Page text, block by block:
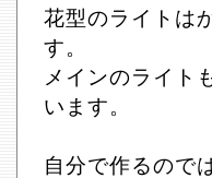
花型のライトは
す。
メインのライト
います。
自分で作るので